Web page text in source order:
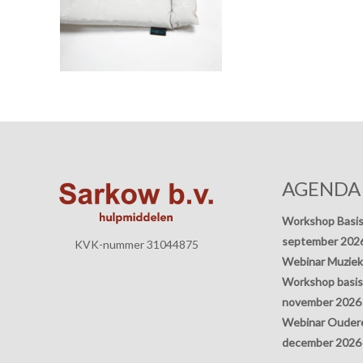
KVK-nummer 31044875
AGENDA
Workshop
september
Webinar
Workshop
november 2026
Webinar
december 2026